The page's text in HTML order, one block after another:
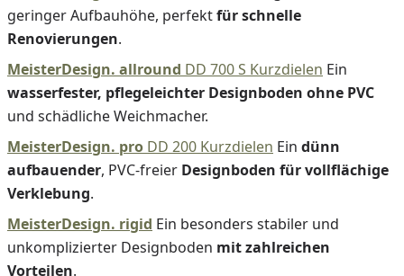
geringer Aufbauhöhe, perfektfür schnelle
Renovierungen.
MeisterDesign. allround DD 700 S Kurzdielen Ein
wasserfester, pflegeleichter Designboden ohne PVC
und schädliche Weichmacher.
MeisterDesign. pro DD 200 Kurzdielen Ein dünn
aufbauender, PVC-freier Designboden für vollflächige
Verklebung.
MeisterDesign. rigid Ein besonders stabiler und
unkomplizierter Designboden mit zahlreichen
Vorteilen.